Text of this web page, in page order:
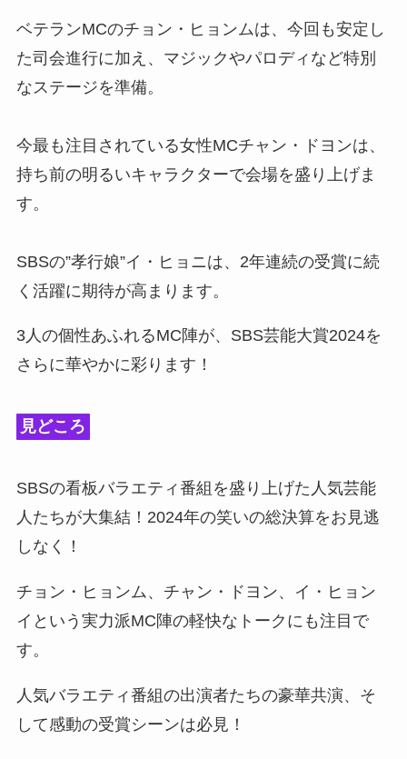
ベテランMCのチョン・ヒョンムは、今回も安定し
た司会進行に加え、マジックやパロディなど特別
なステージを準備。
今最も注目されている女性MCチャン・ドヨンは、
持ち前の明るいキャラクターで会場を盛り上げま
す。
SBSの”孝行娘”イ・ヒョニは、2年連続の受賞に続
く活躍に期待が高まります。
3人の個性あふれるMC陣が、SBS芸能大賞2024を
さらに華やかに彩ります！
見どころ
SBSの看板バラエティ番組を盛り上げた人気芸能
人たちが大集結！2024年の笑いの総決算をお見逃
しなく！
チョン・ヒョンム、チャン・ドヨン、イ・ヒョン
イという実力派MC陣の軽快なトークにも注目で
す。
人気バラエティ番組の出演者たちの豪華共演、そ
して感動の受賞シーンは必見！